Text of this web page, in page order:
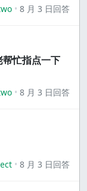
8 月 3 日回答
忙指点一下
8 月 3 日回答
8 月 3 日回答